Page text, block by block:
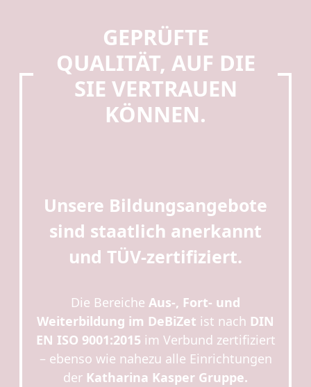
GEPRÜFTE
QUALITÄT, AUF DIE
SIE VERTRAUEN
KÖNNEN.
Unsere Bildungsangebote
sind staatlich anerkannt
und TÜV-zertifiziert.
Die Bereiche Aus-, Fort- und
Weiterbildung im DeBiZet ist nach DIN
EN ISO 9001:2015 im Verbund zertifiziert
– ebenso wie nahezu alle Einrichtungen
der Katharina Kasper Gruppe.